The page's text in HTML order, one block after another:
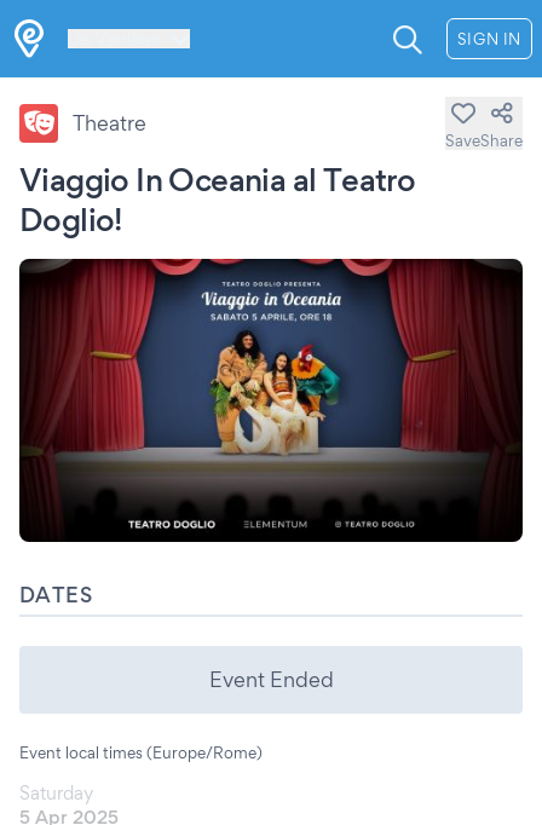
SIGN IN
Viaggio In Oceania al Teatro
Doglio!
Theatre
SaveShare
DATES
Event Ended
Event local times (Europe/Rome)
Saturday
5 Apr 2025